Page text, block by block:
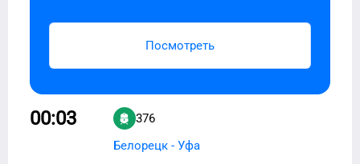
Посмотреть
00:03
376
Белорецк - Уфа